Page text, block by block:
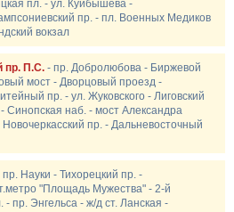
пл. - ул. Куйбышева -
пр. - пл. Военных Медиков
вокзал
пр. П.С. - пр. Добролюбова - Биржевой
мост - Дворцовый проезд -
пр. - ул. Жуковского - Лиговский
Синопская наб. - мост Александра
Новочеркасский пр. - Дальневосточный
Науки - Тихорецкий пр. -
"Площадь Мужества" - 2-й
- пр. Энгельса - ж/д ст. Ланская -